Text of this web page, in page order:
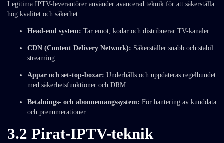
Legitima IPTV-leverantörer använder avancerad teknik för att säkerställa
hög kvalitet och säkerhet:
Head-end system: Tar emot, kodar och distribuerar TV-kanaler.
CDN (Content Delivery Network): Säkerställer snabb och stabil
streaming.
Appar och set-top-boxar: Underhålls och uppdateras regelbundet
med säkerhetsfunktioner och DRM.
Betalnings- och abonnemangssystem: För hantering av kunddata
och prenumerationer.
3.2 Pirat-IPTV-teknik